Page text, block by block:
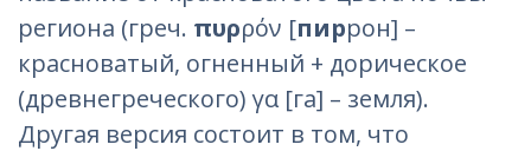
региона (греч. πυρρόν [пиррон] –
красноватый, огненный + дорическое
(древнегреческого) γα [га] – земля).
Другая версия состоит в том, что